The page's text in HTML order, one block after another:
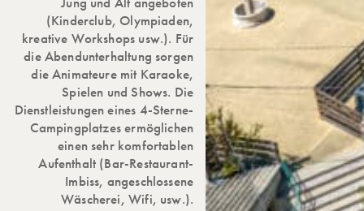
(Kinderclub, Olympiaden,
kreative Workshops usw.). Für
die Abendunterhaltung sorgen
die Animateure mit Karaoke,
Spielen und Shows. Die
Dienstleistungen eines 4-Sterne-
Campingplatzes ermöglichen
einen sehr komfortablen
Aufenthalt (Bar-Restaurant-
Imbiss, angeschlossene
Wäscherei, Wifi, usw.).